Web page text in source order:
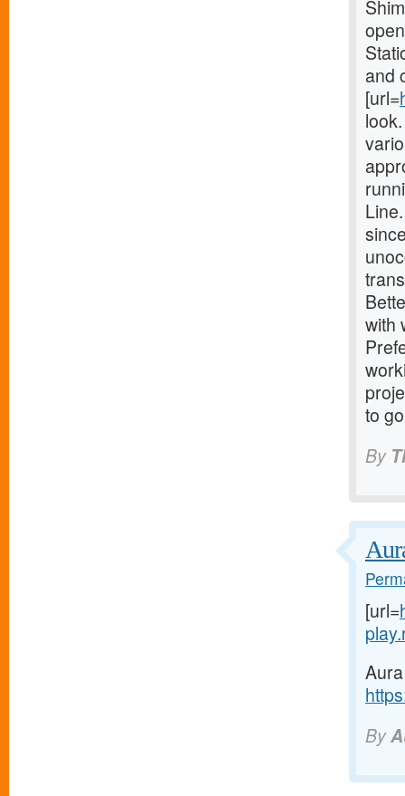
and
[url=
with
to
By
[url=
By